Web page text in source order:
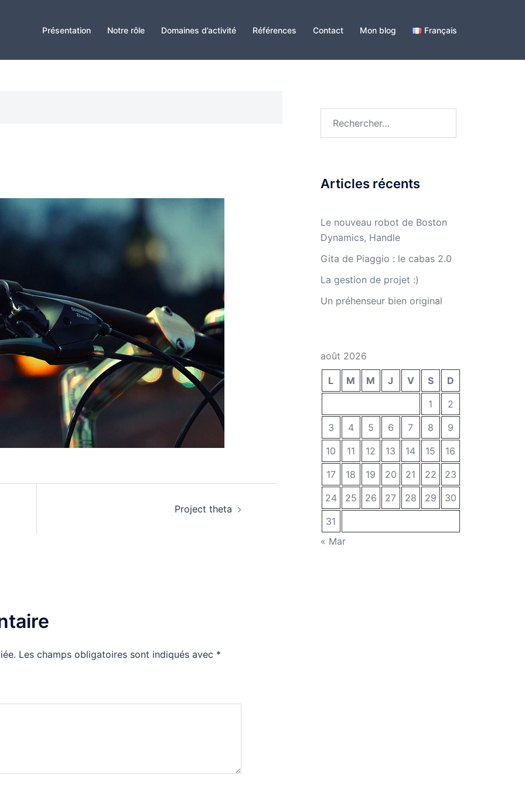
Présentation Notre rôle Domaines d’activité Références Contact Mon blog Français
Project theta
Les champs obligatoires sont indiqués avec *
Articles récents
Le nouveau robot de Boston
Dynamics, Handle
Gita de Piaggio : le cabas 2.0
La gestion de projet :)
Un préhenseur bien original
août 2026
L M M J V S
D
1
2
3
4 5 6 7 8
9
10
11 12 13 14 15
16
17
18 19 20 21 22
23
24
25 26 27 28 29
30
31
« Mar